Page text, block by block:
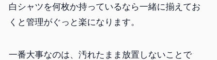
白シャツを何枚か持っているなら一緒に揃えてお
くと管理がぐっと楽になります。
一番大事なのは、汚れたまま放置しないことで